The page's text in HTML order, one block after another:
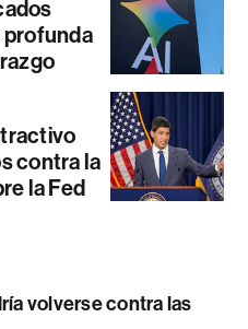
profunda
contra la
la Fed
volverse contra las